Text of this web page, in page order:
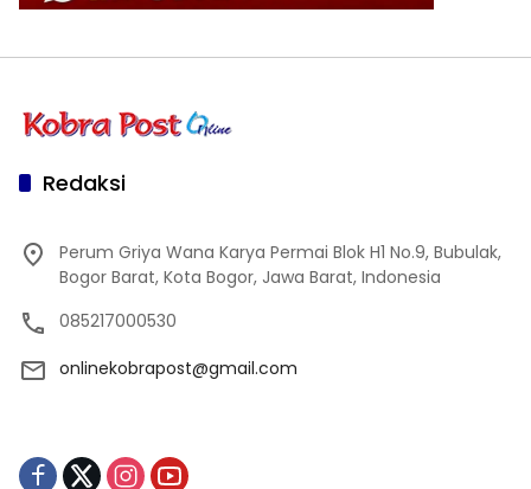
Redaksi
Perum Griya Wana Karya Permai Blok H1 No.9, Bubulak,
Bogor Barat, Kota Bogor, Jawa Barat, Indonesia
085217000530
onlinekobrapost@gmail.com